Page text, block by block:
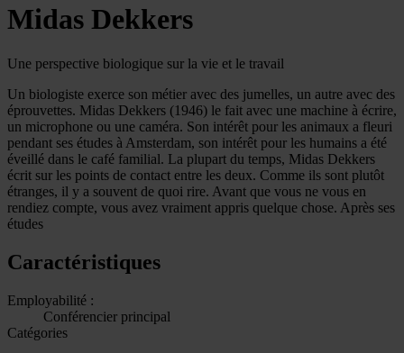
Midas Dekkers
Une perspective biologique sur la vie et le travail
Un biologiste exerce son métier avec des jumelles, un autre avec des
éprouvettes. Midas Dekkers (1946) le fait avec une machine à écrire,
un microphone ou une caméra. Son intérêt pour les animaux a fleuri
pendant ses études à Amsterdam, son intérêt pour les humains a été
éveillé dans le café familial. La plupart du temps, Midas Dekkers
écrit sur les points de contact entre les deux. Comme ils sont plutôt
étranges, il y a souvent de quoi rire. Avant que vous ne vous en
rendiez compte, vous avez vraiment appris quelque chose. Après ses
études
Caractéristiques
Employabilité :
Conférencier principal
Catégories